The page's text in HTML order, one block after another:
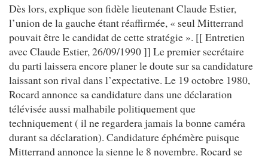
Dès lors, explique son fidèle lieutenant Claude Estier,
l’union de la gauche étant réaffirmée, « seul Mitterrand
pouvait être le candidat de cette stratégie ». [[ Entretien
avec Claude Estier, 26/09/1990 ]] Le premier secrétaire
du parti laissera encore planer le doute sur sa candidature
laissant son rival dans l’expectative. Le 19 octobre 1980,
Rocard annonce sa candidature dans une déclaration
télévisée aussi malhabile politiquement que
techniquement ( il ne regardera jamais la bonne caméra
durant sa déclaration). Candidature éphémère puisque
Mitterrand annonce la sienne le 8 novembre. Rocard se